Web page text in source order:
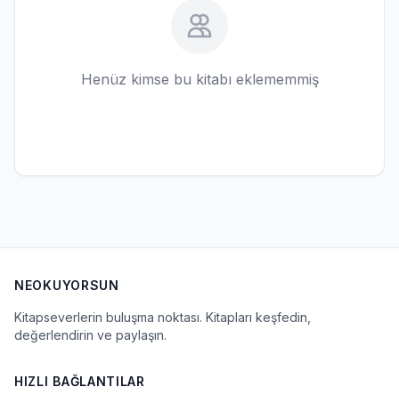
Henüz kimse bu kitabı eklememmiş
NEOKUYORSUN
Kitapseverlerin buluşma noktası. Kitapları keşfedin,
değerlendirin ve paylaşın.
HIZLI BAĞLANTILAR